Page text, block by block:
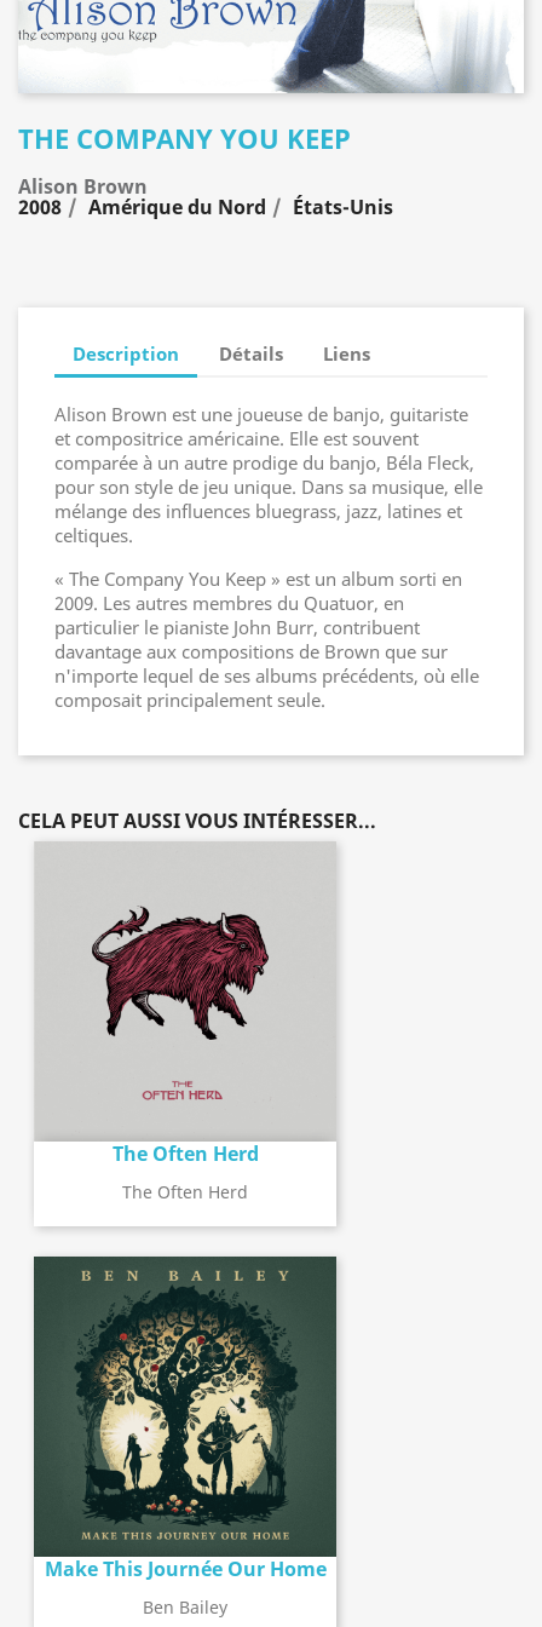
THE COMPANY YOU KEEP
Alison Brown
2008 Amérique du Nord États-Unis
Description Détails Liens
Alison Brown est une joueuse de banjo, guitariste
et compositrice américaine. Elle est souvent
comparée à un autre prodige du banjo, Béla Fleck,
pour son style de jeu unique. Dans sa musique, elle
mélange des influences bluegrass, jazz, latines et
celtiques.
« The Company You Keep » est un album sorti en
2009. Les autres membres du Quatuor, en
particulier le pianiste John Burr, contribuent
davantage aux compositions de Brown que sur
n'importe lequel de ses albums précédents, où elle
composait principalement seule.
CELA PEUT AUSSI VOUS INTÉRESSER...
The Often Herd
The Often Herd
Make This Journée Our Home
Ben Bailey